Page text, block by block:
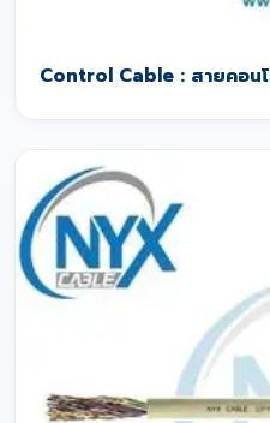
Control Cable : สายคอน